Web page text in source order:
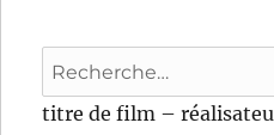
Recherche
pour
titre de film –